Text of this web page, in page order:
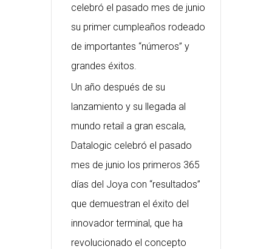
celebró el pasado mes de junio
su primer cumpleaños rodeado
de importantes “números” y
grandes éxitos.
Un año después de su
lanzamiento y su llegada al
mundo retail a gran escala,
Datalogic celebró el pasado
mes de junio los primeros 365
días del Joya con “resultados”
que demuestran el éxito del
innovador terminal, que ha
revolucionado el concepto